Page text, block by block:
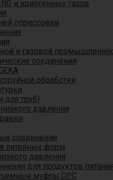
и криогенных газов
опрессовки
и газовой
соединения
обработки
для труб)
давления
соединения
литейных форм
давления
для продуктов
муфты CPC